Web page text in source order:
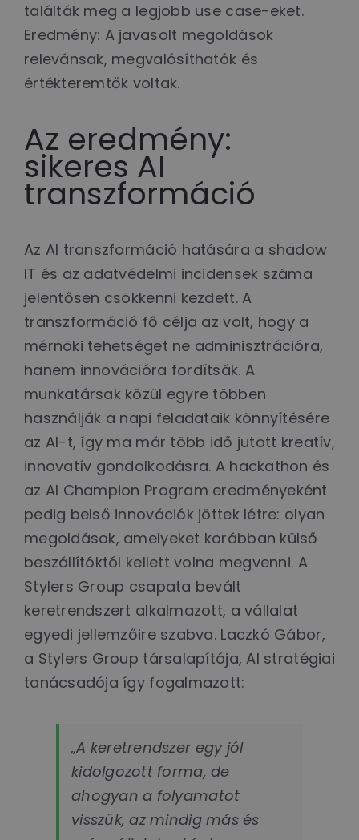
találták meg a legjobb use case-eket.
Eredmény: A javasolt megoldások
relevánsak, megvalósíthatók és
értékteremtők voltak.
Az eredmény:
sikeres AI
transzformáció
Az AI transzformáció hatására a shadow
IT és az adatvédelmi incidensek száma
jelentősen csökkenni kezdett. A
transzformáció fő célja az volt, hogy a
mérnöki tehetséget ne adminisztrációra,
hanem innovációra fordítsák. A
munkatársak közül egyre többen
használják a napi feladataik könnyítésére
az AI-t, így ma már több idő jutott kreatív,
innovatív gondolkodásra. A hackathon és
az AI Champion Program eredményeként
pedig belső innovációk jöttek létre: olyan
megoldások, amelyeket korábban külső
beszállítóktól kellett volna megvenni. A
Stylers Group csapata bevált
keretrendszert alkalmazott, a vállalat
egyedi jellemzőire szabva. Laczkó Gábor,
a Stylers Group társalapítója, AI stratégiai
tanácsadója így fogalmazott:
„A keretrendszer egy jól
kidolgozott forma, de
ahogyan a folyamatot
visszük, az mindig más és